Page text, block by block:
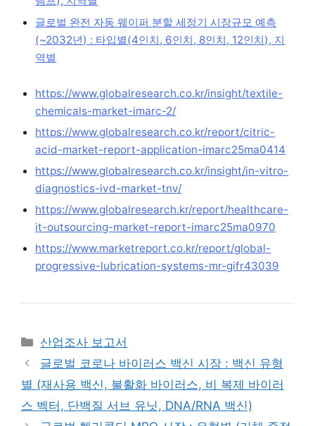
글로벌 완전 자동 웨이퍼 분할 세정기 시장규모 예측
(~2032년) : 타입별(4인치, 6인치, 8인치, 12인치), 지
역별
https://www.globalresearch.co.kr/insight/textile-
chemicals-market-imarc-2/
https://www.globalresearch.co.kr/report/citric-
acid-market-report-application-imarc25ma0414
https://www.globalresearch.co.kr/insight/in-vitro-
diagnostics-ivd-market-tnv/
https://www.globalresearch.kr/report/healthcare-
it-outsourcing-market-report-imarc25ma0970
https://www.marketreport.co.kr/report/global-
progressive-lubrication-systems-mr-gifr43039
Categories
산업조사 보고서
글로벌 코로나 바이러스 백신 시장 : 백신 유형
별 (재사용 백신, 불활화 바이러스, 비 복제 바이러
스 벡터, 단백질 서브 유닛, DNA/RNA 백신)